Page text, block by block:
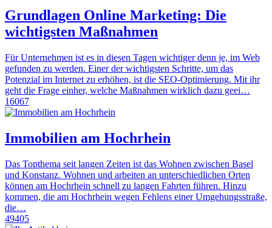
Grundlagen Online Marketing: Die
wichtigsten Maßnahmen
Für Unternehmen ist es in diesen Tagen wichtiger denn je, im Web
gefunden zu werden. Einer der wichtigsten Schritte, um das
Potenzial im Internet zu erhöhen, ist die SEO-Optimierung. Mit ihr
geht die Frage einher, welche Maßnahmen wirklich dazu geei…
16067
Immobilien am Hochrhein
Das Topthema seit langen Zeiten ist das Wohnen zwischen Basel
und Konstanz. Wohnen und arbeiten an unterschiedlichen Orten
können am Hochrhein schnell zu langen Fahrten führen. Hinzu
kommen, die am Hochrhein wegen Fehlens einer Umgehungsstraße,
die…
49405